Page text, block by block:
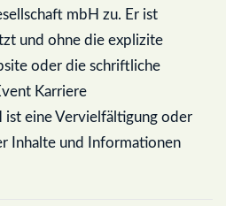
mbH zu. Er ist
und ohne die explizite
oder die schriftliche
Karriere
ist eine Vervielfältigung oder
Inhalte und Informationen